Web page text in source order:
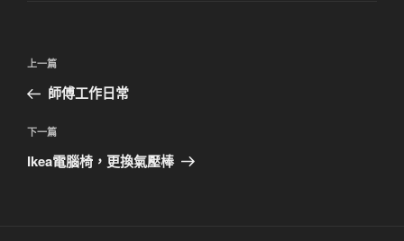
文
導
覽
上
一
文
章
上一篇
師傅工作日常
下
一
下一篇
Ikea電腦椅，更換氣壓棒